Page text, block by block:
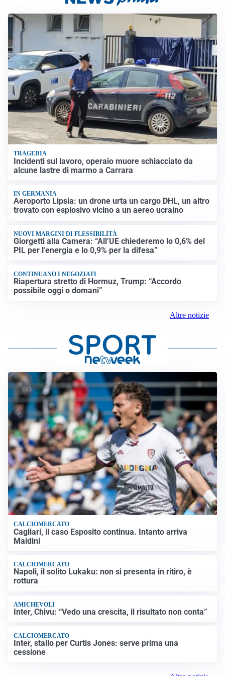
TRAGEDIA
Incidenti sul lavoro, operaio muore schiacciato da
alcune lastre di marmo a Carrara
IN GERMANIA
Aeroporto Lipsia: un drone urta un cargo DHL, un altro
trovato con esplosivo vicino a un aereo ucraino
NUOVI MARGINI DI FLESSIBILITÀ
Giorgetti alla Camera: “All’UE chiederemo lo 0,6% del
PIL per l’energia e lo 0,9% per la difesa”
CONTINUANO I NEGOZIATI
Riapertura stretto di Hormuz, Trump: “Accordo
possibile oggi o domani”
Altre notizie
CALCIOMERCATO
Cagliari, il caso Esposito continua. Intanto arriva
Maldini
CALCIOMERCATO
Napoli, il solito Lukaku: non si presenta in ritiro, è
rottura
AMICHEVOLI
Inter, Chivu: “Vedo una crescita, il risultato non conta”
CALCIOMERCATO
Inter, stallo per Curtis Jones: serve prima una
cessione